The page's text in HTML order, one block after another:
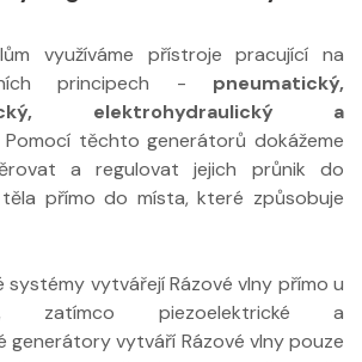
využíváme přístroje pracující na
principech - pneumatický,
elektrohydraulický a
Pomocí těchto generátorů dokážeme
a regulovat jejich průnik do
přímo do místa, které způsobuje
systémy vytvářejí Rázové vlny přímo u
zatímco piezoelektrické a
generátory vytváří Rázové vlny pouze